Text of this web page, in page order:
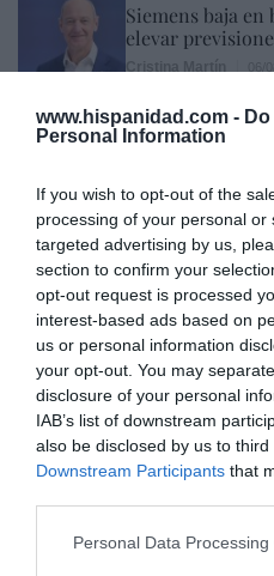
www.hispanidad.com -
Personal Information
If you wish to opt-out of the
processing of your personal
targeted advertising by us,
section to confirm your
opt-out request is processed
interest-based ads based on
us or personal information
your opt-out. You may
disclosure of your personal
IAB’s list of downstream
also be disclosed by us to
Downstream Participants that
Personal Data
Siemens baja en
elevar
OPINIÓN
“Sánchez es un
España.
connivencia con
Hispanidad 06/08/
Marcelo Gullo: “El
historia, de poner la
desmontar la
cristiano"
por Hispanidad
DIARIO DE LA